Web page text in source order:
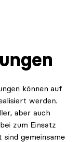
können auf
werden.
aber auch
zum Einsatz
gemeinsame